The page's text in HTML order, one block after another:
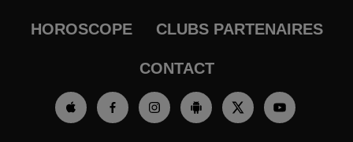
HOROSCOPE CLUBS PARTENAIRES
CONTACT